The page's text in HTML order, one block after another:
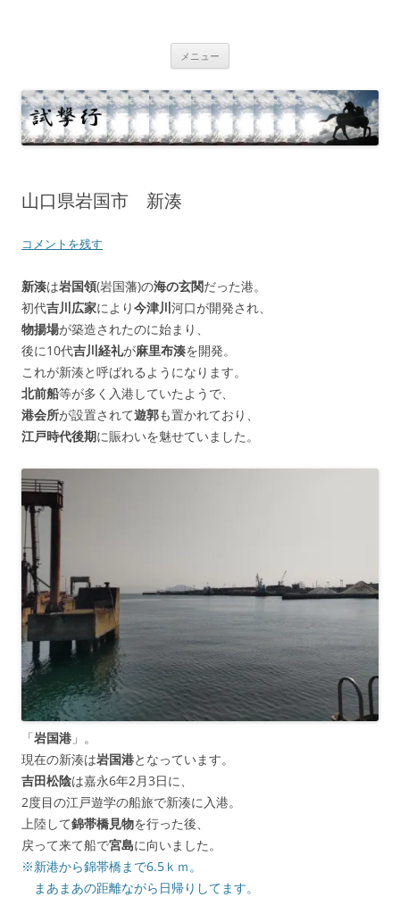
キ
ッ
プ
メニュー
山口県岩国市 新湊
コメントを残す
新湊は岩国領(岩国藩)の海の玄関だった港。
初代吉川広家により今津川河口が開発され、
物揚場が築造されたのに始まり、
後に10代吉川経礼が麻里布湊を開発。
これが新湊と呼ばれるようになります。
北前船等が多く入港していたようで、
港会所が設置されて遊郭も置かれており、
江戸時代後期に賑わいを魅せていました。
「岩国港 」。
現在の新湊は岩国港となっています。
吉田松陰は嘉永6年2月3日に、
2度目の江戸遊学の船旅で新湊に入港。
上陸して錦帯橋見物を行った後、
戻って来て船で宮島に向いました。
※新港から錦帯橋まで6.5ｋｍ。
まあまあの距離ながら日帰りしてます。